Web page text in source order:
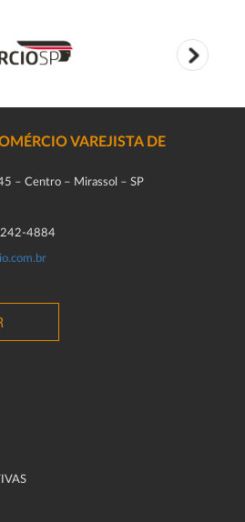
VAREJISTA DE
– Centro – Mirassol – SP
4884